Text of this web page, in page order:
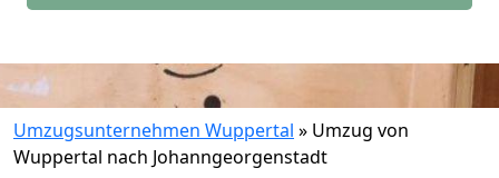
Umzugsunternehmen Wuppertal » Umzug von
Wuppertal nach Johanngeorgenstadt